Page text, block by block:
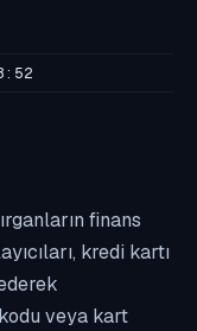
finans
kredi kartı
veya kart